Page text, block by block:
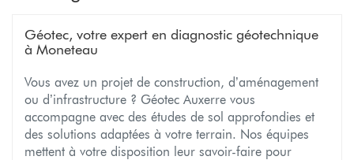
Géotec, votre expert en diagnostic géotechnique
à Moneteau
Vous avez un projet de construction, d’aménagement
ou d’infrastructure ? Géotec Auxerre vous
accompagne avec des études de sol approfondies et
des solutions adaptées à votre terrain. Nos équipes
mettent à votre disposition leur savoir-faire pour